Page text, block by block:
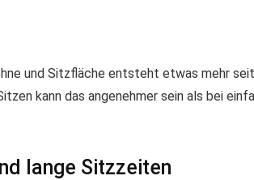
und Sitzfläche entsteht etwas mehr
kann das angenehmer sein als bei
lange Sitzzeiten